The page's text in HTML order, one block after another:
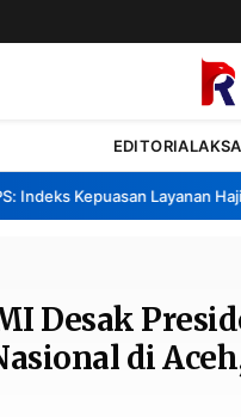
EDITORIAL
Kepuasan Layanan Haji
Desak
di